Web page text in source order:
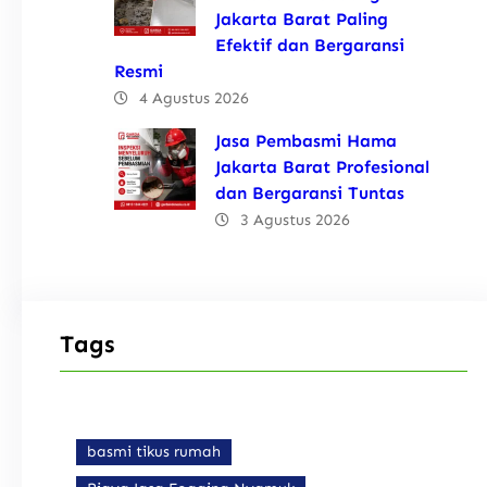
Jakarta Barat Paling
Efektif dan Bergaransi
Resmi
4 Agustus 2026
Jasa Pembasmi Hama
Jakarta Barat Profesional
dan Bergaransi Tuntas
3 Agustus 2026
Tags
basmi tikus rumah